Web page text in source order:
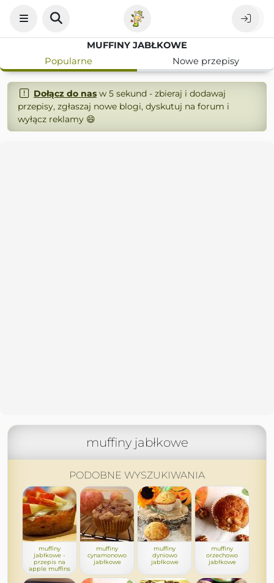
MUFFINY JABŁKOWE
Popularne
Nowe przepisy
Dołącz do nasw 5 sekund - zbieraj i dodawaj
przepisy, zgłaszaj nowe blogi, dyskutuj na forum i
wyłącz reklamy 😄
muffiny jabłkowe
PODOBNE WYSZUKIWANIA
muffiny
jabłkowe -
przepis na
apple muffins
muffiny
cynamonowo
jabłkowe
muffiny
dyniowo
jabłkowe
muffiny
orzechowo
jabłkowe